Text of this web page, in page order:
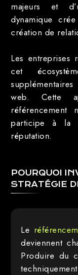
majeurs et
dynamique
création de
Les entreprises
cet
web. Cette
référencement
participe à la
réputation.
POURQUOI
STRATÉGIE
Le
deviennent
Produire du